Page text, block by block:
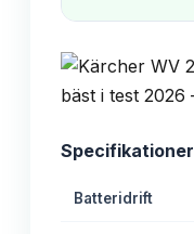
Specifikationer
Batteridrift